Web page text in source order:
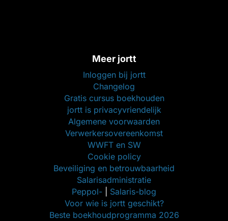
Meer jortt
Inloggen bij jortt
Changelog
Gratis cursus boekhouden
jortt is privacyvriendelijk
Algemene voorwaarden
Verwerkersovereenkomst
WWFT en SW
Cookie policy
Beveiliging en betrouwbaarheid
Salarisadministratie
Peppol-
Salaris-blog
Voor wie is jortt geschikt?
Beste boekhoudprogramma 2026